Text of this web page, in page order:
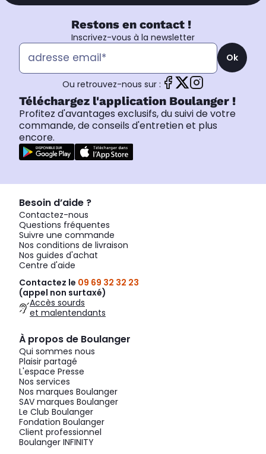
Restons en contact !
Inscrivez-vous à la newsletter
Ok
Ou retrouvez-nous sur :
Téléchargez l'application Boulanger !
Profitez d'avantages exclusifs, du suivi de votre
commande, de conseils d'entretien et plus
encore.
Besoin d’aide ?
Contactez-nous
Questions fréquentes
Suivre une commande
Nos conditions de livraison
Nos guides d'achat
Centre d'aide
Contactez le 09 69 32 32 23
(appel non surtaxé)
Accès sourds
et malentendants
À propos de Boulanger
Qui sommes nous
Plaisir partagé
L'espace Presse
Nos services
Nos marques Boulanger
SAV marques Boulanger
Le Club Boulanger
Fondation Boulanger
Client professionnel
Boulanger INFINITY